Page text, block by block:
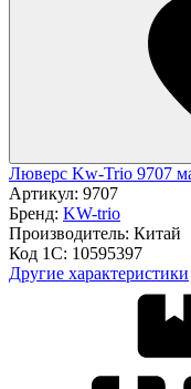
Люверс Kw-Trio 9707
Артикул: 9707
Бренд: KW-trio
Производитель: Китай
Код 1С: 10595397
Другие характеристики